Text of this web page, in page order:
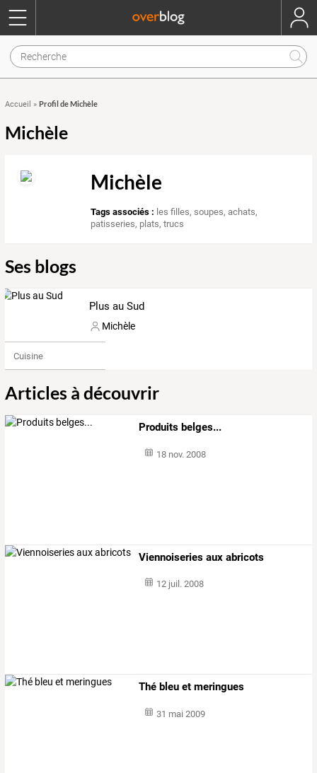
Accueil » Profil de Michèle
Michèle
Michèle
Tags associés : les filles,soupes,achats,
patisseries, plats,trucs
Ses blogs
Plus au Sud
Michèle
Cuisine
Articles à découvrir
Produits belges...
18 nov. 2008
Viennoiseries aux abricots
12 juil. 2008
Thé bleu et meringues
31 mai 2009